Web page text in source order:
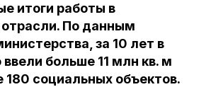
итоги работы в
По данным
за 10 лет в
больше 11 млн кв. м
социальных объектов.